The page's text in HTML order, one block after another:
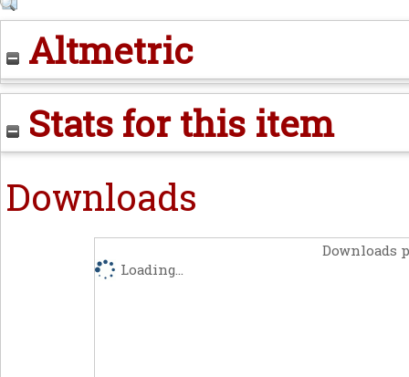
Altmetric
Stats for this item
Downloads
Downloads
Loading...